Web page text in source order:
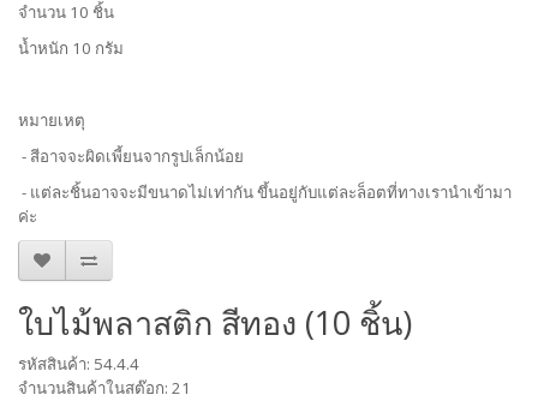
จำนวน 10 ชิ้น
น้ำหนัก 10 กรัม
หมายเหตุ
- สีอาจจะผิดเพี้ยนจากรูปเล็กน้อย
- แต่ละชิ้นอาจจะมีขนาดไม่เท่ากัน ขึ้นอยู่กับแต่ละล็อตที่ทางเรานำเข้ามา
ค่ะ
ใบไม้พลาสติก สีทอง (10 ชิ้น)
รหัสสินค้า: 54.4.4
จำนวนสินค้าในสต๊อก: 21